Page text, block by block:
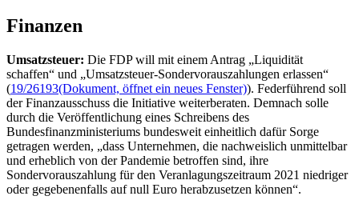
Finanzen
Umsatzsteuer: Die FDP will mit einem Antrag „Liquidität
schaffen“ und „Umsatzsteuer-Sondervorauszahlungen erlassen“
(19/26193(Dokument, öffnet ein neues Fenster)). Federführend soll
der Finanzausschuss die Initiative weiterberaten. Demnach solle
durch die Veröffentlichung eines Schreibens des
Bundesfinanzministeriums bundesweit einheitlich dafür Sorge
getragen werden, „dass Unternehmen, die nachweislich unmittelbar
und erheblich von der Pandemie betroffen sind, ihre
Sondervorauszahlung für den Veranlagungszeitraum 2021 niedriger
oder gegebenenfalls auf null Euro herabzusetzen können“.